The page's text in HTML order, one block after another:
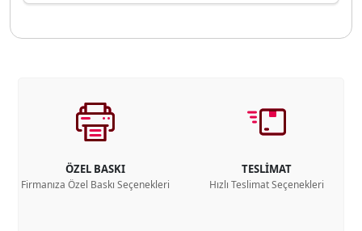
ÖZEL BASKI
Firmanıza Özel Baskı Seçenekleri
TESLİMAT
Hızlı Teslimat Seçenekleri